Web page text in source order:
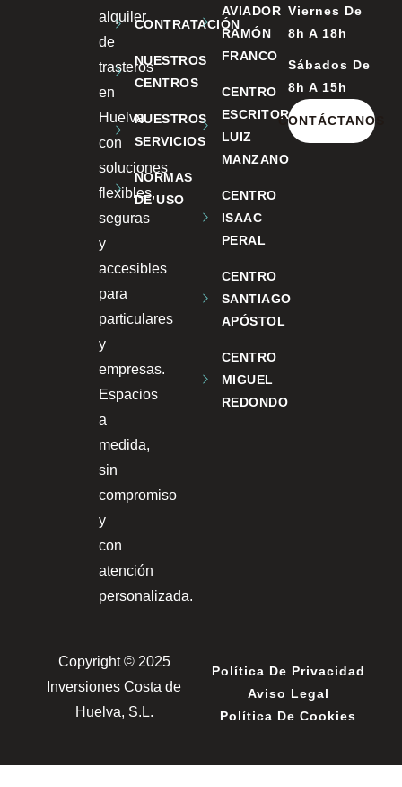
alquiler
de
trasteros
en
Huelva
con
soluciones
flexibles,
seguras
y
accesibles
para
particulares
y
empresas.
Espacios
a
medida,
sin
compromiso
y
con
atención
personalizada.
CONTRATACIÓN
NUESTROS
CENTROS
NUESTROS
SERVICIOS
NORMAS
DE USO
AVIADOR
RAMÓN
FRANCO
CENTRO
ESCRITOR
LUIZ
MANZANO
CENTRO
ISAAC
PERAL
CENTRO
SANTIAGO
APÓSTOL
CENTRO
MIGUEL
REDONDO
Viernes De
8h A 18h
Sábados De
8h A 15h
CONTÁCTANOS
Copyright © 2025
Inversiones Costa de
Huelva, S.L.
Política De Privacidad
Aviso Legal
Política De Cookies